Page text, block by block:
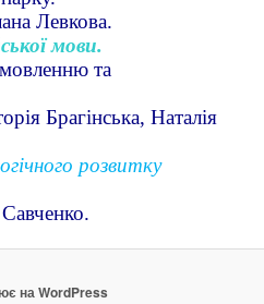
Левкова.
мови.
та
Брагінська, Наталія
розвитку
на WordPress